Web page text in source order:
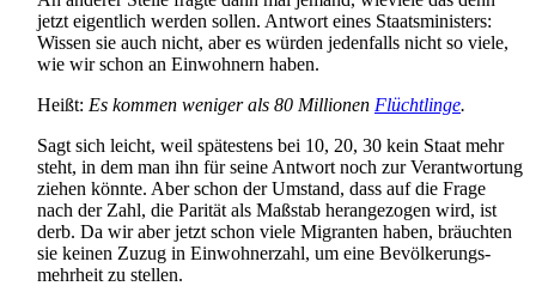
jetzt eigentlich werden sollen. Antwort eines Staats­ministers:
Wissen sie auch nicht, aber es würden jedenfalls nicht so viele,
wie wir schon an Einwohnern haben.
Heißt: Es kommen weniger als 80 Millionen Flüchtlinge.
Sagt sich leicht, weil spätestens bei 10, 20, 30 kein Staat mehr
steht, in dem man ihn für seine Antwort noch zur Verantwortung
ziehen könnte. Aber schon der Umstand, dass auf die Frage
nach der Zahl, die Parität als Maßstab heran­gezogen wird, ist
derb. Da wir aber jetzt schon viele Migranten haben, bräuchten
sie keinen Zuzug in Einwohner­zahl, um eine Bevölkerungs­
mehrheit zu stellen.